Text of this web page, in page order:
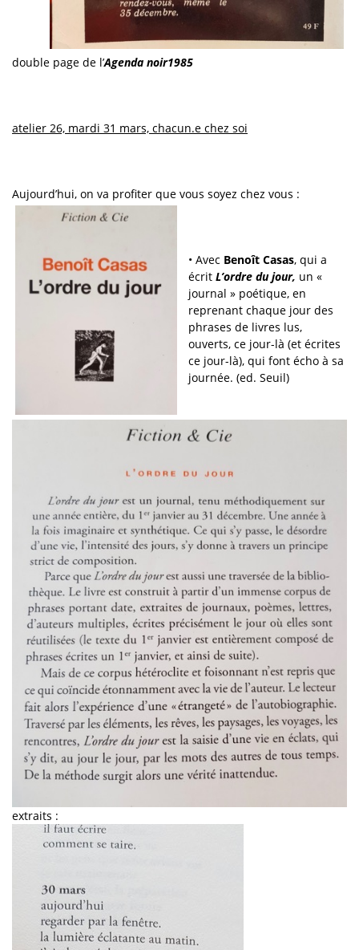
double page de l’Agenda noir1985
atelier 26, mardi 31 mars, chacun.e chez soi
Aujourd’hui, on va profiter que vous soyez chez vous :
• Avec Benoît Casas, qui a
écrit L’ordre du jour, un «
journal » poétique, en
reprenant chaque jour des
phrases de livres lus,
ouverts, ce jour-là (et écrites
ce jour-là), qui font écho à sa
journée. (ed. Seuil)
extraits :